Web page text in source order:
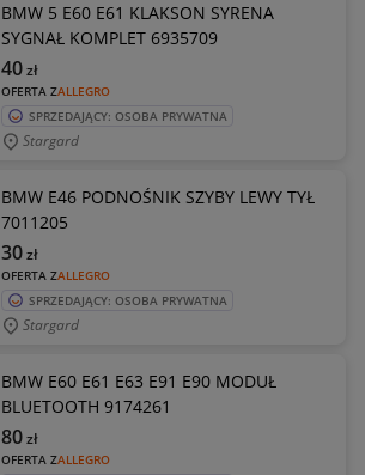
BMW 5 E60 E61 KLAKSON SYRENA
SYGNAŁ KOMPLET 6935709
OFERTA ZALLEGRO
40zł
SPRZEDAJĄCY: OSOBA PRYWATNA
Stargard
BMW E46 PODNOŚNIK SZYBY LEWY TYŁ
7011205
OFERTA ZALLEGRO
30zł
SPRZEDAJĄCY: OSOBA PRYWATNA
Stargard
BMW E60 E61 E63 E91 E90 MODUŁ
BLUETOOTH 9174261
OFERTA ZALLEGRO
80zł